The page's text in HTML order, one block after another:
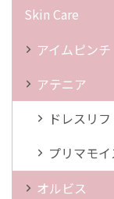
Skin Care
アイムピンチ
アテニア
ドレスリフ
プリマモイ
オルビス